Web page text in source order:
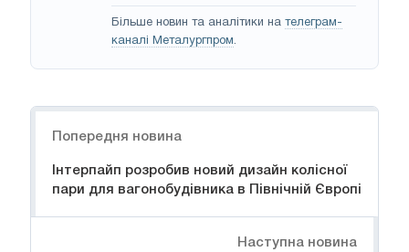
Більше новин та аналітики на телеграм-
каналі Металургпром.
Попередня новина
Інтерпайп розробив новий дизайн колісної
пари для вагонобудівника в Північній Європі
Наступна новина